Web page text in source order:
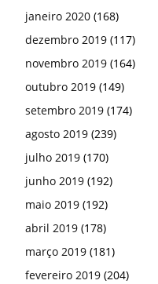
janeiro 2020 (168)
dezembro 2019 (117)
novembro 2019 (164)
outubro 2019 (149)
setembro 2019 (174)
agosto 2019 (239)
julho 2019 (170)
junho 2019 (192)
maio 2019 (192)
abril 2019 (178)
março 2019 (181)
fevereiro 2019 (204)